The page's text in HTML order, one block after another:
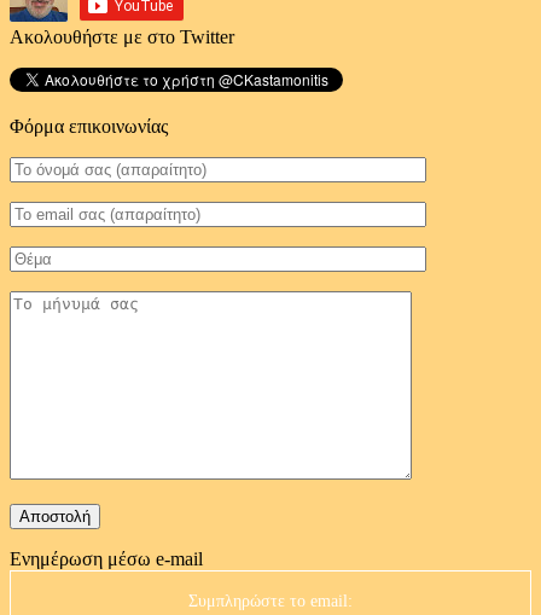
Ακολουθήστε με στο Twitter
Φόρμα επικοινωνίας
Ενημέρωση μέσω e-mail
Συμπληρώστε το email: